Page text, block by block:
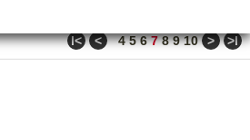
ǀ< < 4 5 6 7 8 9 10 > >ǀ
Ty